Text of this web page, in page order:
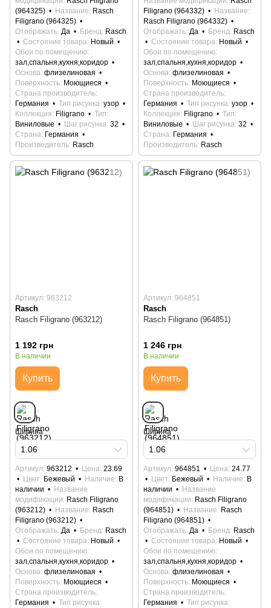
(964325)
Название
Rasch
Filigrano (964325)
Отображать Да Бренд Rasch
Состояние товара Новый
Обои по помещению
зал,спальня,кухня,коридор
Основа флизелиновая
Поверхность Моющиеся
Страна производитель
Германия
Тип рисунка узор
Коллекция
Filigrano
Тип
Виниловые
Шаг рисунка 32
Страна Германия
Производитель Rasch
Filigrano (964332)
Название
Rasch Filigrano (964332)
Отображать Да Бренд Rasch
Состояние товара Новый
Обои по помещению
зал,спальня,кухня,коридор
Основа флизелиновая
Поверхность Моющиеся
Страна производитель
Германия
Тип рисунка узор
Коллекция
Filigrano
Тип
Виниловые
Шаг рисунка 32
Страна Германия
Производитель Rasch
Артикул: 963212
Rasch
Rasch Filigrano (963212)
1 192 грн
В наличии
Купить
Ширина
1.06
Артикул 963212 Цена 23.69
Цвет
Бежевый Наличие
В
наличии
Название
модификации
Rasch Filigrano
(963212)
Название
Rasch
Filigrano (963212)
Отображать Да Бренд Rasch
Состояние товара Новый
Обои по помещению
зал,спальня,кухня,коридор
Основа флизелиновая
Поверхность Моющиеся
Страна производитель
Германия
Тип рисунка
Артикул: 964851
Rasch
Rasch Filigrano (964851)
1 246 грн
В наличии
Купить
Ширина
1.06
Артикул 964851 Цена 24.77
Цвет
Бежевый Наличие
В
наличии
Название
модификации
Rasch Filigrano
(964851)
Название
Rasch
Filigrano (964851)
Отображать Да Бренд Rasch
Состояние товара Новый
Обои по помещению
зал,спальня,кухня,коридор
Основа флизелиновая
Поверхность Моющиеся
Страна производитель
Германия
Тип рисунка